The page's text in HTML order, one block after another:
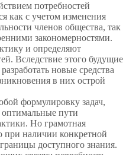
потребностей
как с учетом изменения
членов общества, так
закономерностями.
и определяют
Вследствие этого будущие
новые средства
в них острой
формулировку задач,
пути
Но грамотная
при наличии конкретной
доступного знания.